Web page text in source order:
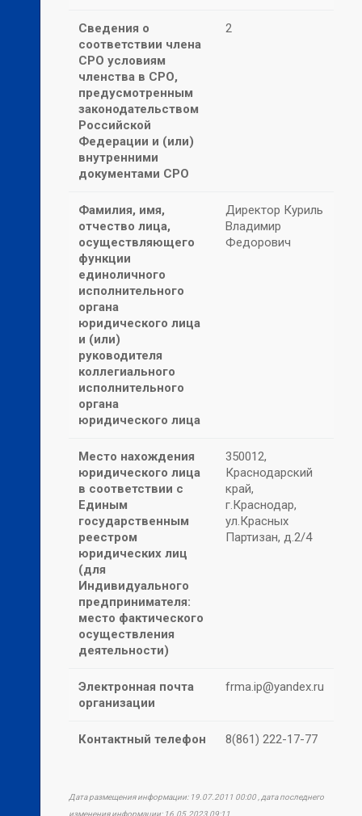
Сведения о
соответствии члена
СРО условиям
членства в СРО,
предусмотренным
законодательством
Российской
Федерации и (или)
внутренними
документами СРО
2
Фамилия, имя,
отчество лица,
осуществляющего
функции
единоличного
исполнительного
органа
юридического лица
и (или)
руководителя
коллегиального
исполнительного
органа
юридического лица
Директор Куриль
Владимир
Федорович
Место нахождения
юридического лица
в соответствии с
Единым
государственным
реестром
юридических лиц
(для
Индивидуального
предпринимателя:
место фактического
осуществления
деятельности)
350012,
Краснодарский
край,
г.Краснодар,
ул.Красных
Партизан, д.2/4
Электронная почта
организации
frma.ip@yandex.ru
Контактный телефон 8(861) 222-17-77
Дата размещения информации: 19.07.2011 00:00 , дата последнего
изменения информации: 16.05.2023 09:11